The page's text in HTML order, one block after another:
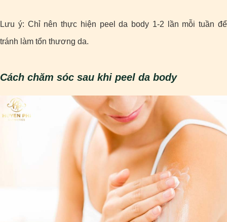
Lưu ý: Chỉ nên thực hiện peel da body 1-2 lần mỗi tuần để
tránh làm tổn thương da.
Cách chăm sóc sau khi peel da body